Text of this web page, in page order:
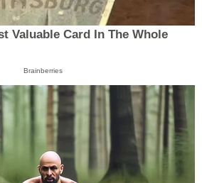
Valuable Card In The Whole
Brainberries